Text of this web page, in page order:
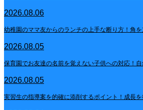
2026.08.06
幼稚園のママ友からのランチの上手な断り方！角
2026.08.05
保育園でお友達の名前を覚えない子供への対応！
2026.08.05
実習生の指導案を的確に添削するポイント！成長